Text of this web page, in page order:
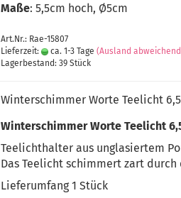
Maße: 5,5cm hoch, Ø5cm
Art.Nr.: Rae-15807
Lieferzeit:
ca. 1-3 Tage (Ausland
Lagerbestand: 39 Stück
Winterschimmer Worte Teelicht
Winterschimmer Worte Teelicht
Teelichthalter aus unglasiertem
Das Teelicht schimmert zart
Lieferumfang 1 Stück